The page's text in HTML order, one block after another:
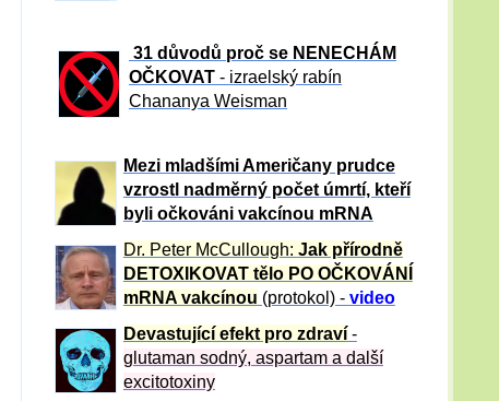
31 důvod ů proč se NENECHÁM
OČKOVAT - izraelský rabín
Chananya Weisman
Mezi mladšími Američany prudce
vzrostl nadměrný počet úmrtí, kteří
byli očkováni vakcínou mRNA
Dr. Peter McCullough: Jak přírodně
DETOXIKOVAT tělo PO OČKOVÁNÍ
mRNA vakcínou (protokol) - video
Devastující efekt pro zdraví-
glutaman sodný, aspartam a další
excitotoxiny